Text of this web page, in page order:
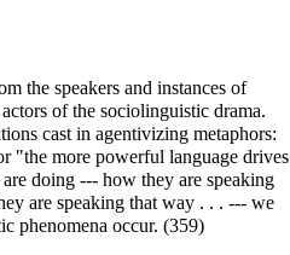
the speakers and instances of
of the sociolinguistic drama.
cast in agentivizing metaphors:
"the more powerful language drives
are doing --- how they are speaking
are speaking that way . . . --- we
phenomena occur. (359)